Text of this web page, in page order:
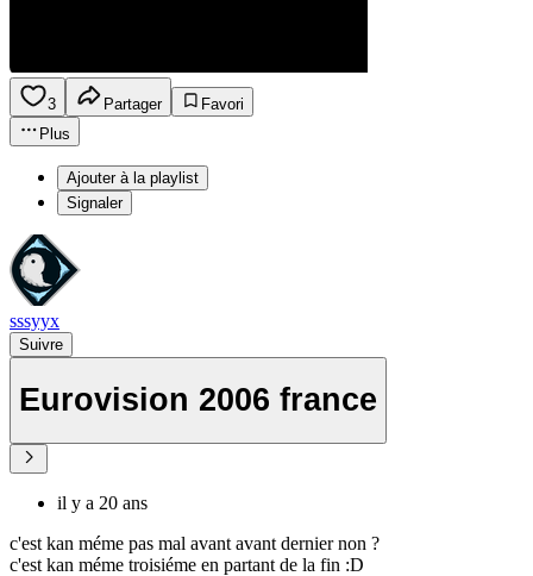
3 Partager
Favori
Plus
Ajouter à la playlist
Signaler
sssyyx
Suivre
Eurovision 2006 france
il y a 20 ans
c'est kan méme pas mal avant avant dernier non ?
c'est kan méme troisiéme en partant de la fin :D